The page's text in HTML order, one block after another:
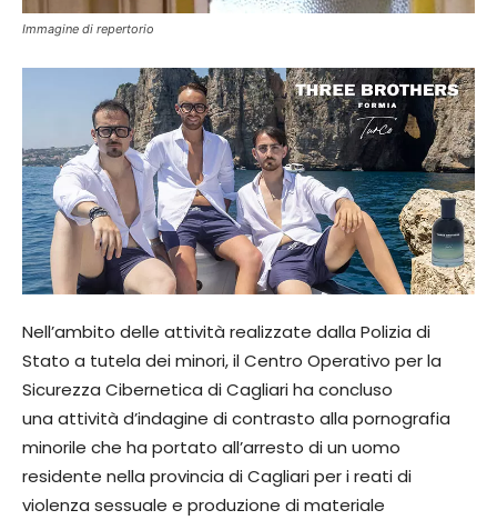
Immagine di repertorio
Nell’ambito delle attività realizzate dalla Polizia di
Stato a tutela dei minori, il Centro Operativo per la
Sicurezza Cibernetica di Cagliari ha concluso
una attività d’indagine di contrasto alla pornografia
minorile che ha portato all’arresto di un uomo
residente nella provincia di Cagliari per i reati di
violenza sessuale e produzione di materiale